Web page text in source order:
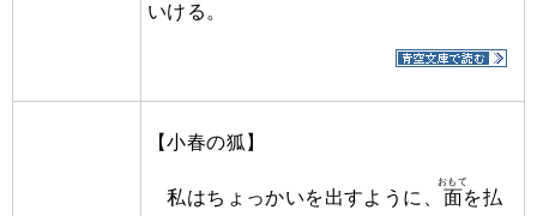
いける。
【小春の狐】
私はちょっかいを出すように、 面
おもて
を払